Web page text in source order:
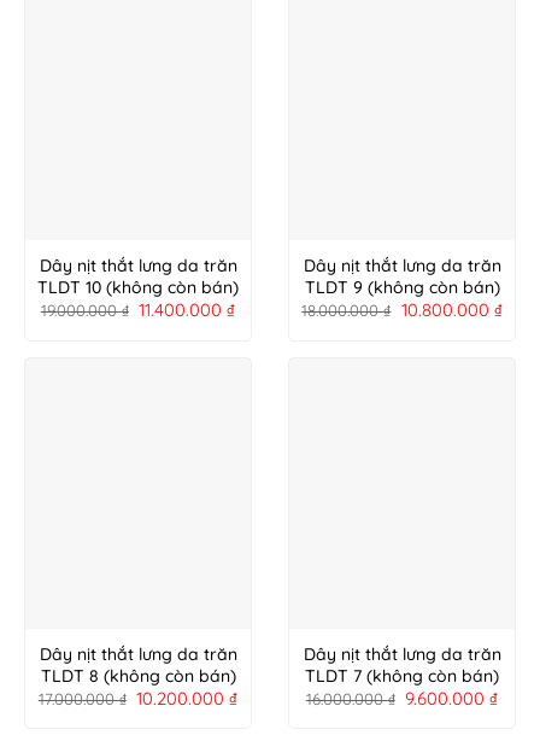
Dây nịt thắt lưng da trăn
TLDT 10 (không còn bán)
19.000.000₫ 11.400.000₫
Dây nịt thắt lưng da trăn
TLDT 9 (không còn bán)
18.000.000₫ 10.800.000 ₫
Dây nịt thắt lưng da trăn
TLDT 8 (không còn bán)
17.000.000₫ 10.200.000₫
Dây nịt thắt lưng da trăn
TLDT 7 (không còn bán)
16.000.000₫ 9.600.000₫